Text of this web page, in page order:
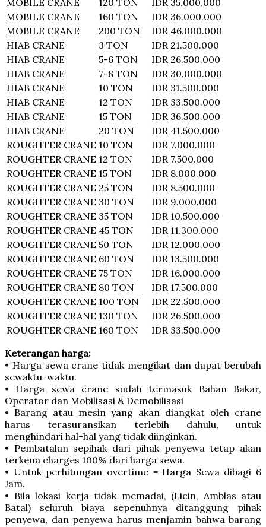
MOBILE CRANE
120 TON
IDR 35.000.000
MOBILE CRANE
160 TON
IDR 36.000.000
MOBILE CRANE
200 TON
IDR 46.000.000
HIAB CRANE
3 TON
IDR 21.500.000
HIAB CRANE
5-6 TON
IDR 26.500.000
HIAB CRANE
7-8 TON
IDR 30.000.000
HIAB CRANE
10 TON
IDR 31.500.000
HIAB CRANE
12 TON
IDR 33.500.000
HIAB CRANE
15 TON
IDR 36.500.000
HIAB CRANE
20 TON
IDR 41.500.000
ROUGHTER CRANE 10 TON
IDR 7.000.000
ROUGHTER CRANE 12 TON
IDR 7.500.000
ROUGHTER CRANE 15 TON
IDR 8.000.000
ROUGHTER CRANE 25 TON
IDR 8.500.000
ROUGHTER CRANE 30 TON
IDR 9.000.000
ROUGHTER CRANE 35 TON
IDR 10.500.000
ROUGHTER CRANE 45 TON
IDR 11.300.000
ROUGHTER CRANE 50 TON
IDR 12.000.000
ROUGHTER CRANE 60 TON
IDR 13.500.000
ROUGHTER CRANE 75 TON
IDR 16.000.000
ROUGHTER CRANE 80 TON
IDR 17.500.000
ROUGHTER CRANE 100 TON
IDR 22.500.000
ROUGHTER CRANE 130 TON
IDR 26.500.000
ROUGHTER CRANE 160 TON
IDR 33.500.000
Keterangan harga:
• Harga sewa crane tidak mengikat dan dapat berubah
sewaktu-waktu.
• Harga sewa crane sudah termasuk Bahan Bakar,
Operator dan Mobilisasi & Demobilisasi
• Barang atau mesin yang akan diangkat oleh crane
harus terasuransikan terlebih dahulu, untuk
menghindari hal-hal yang tidak diinginkan.
• Pembatalan sepihak dari pihak penyewa tetap akan
terkena charges 100% dari harga sewa.
• Untuk perhitungan overtime = Harga Sewa dibagi 6
Jam.
• Bila lokasi kerja tidak memadai, (Licin, Amblas atau
Batal) seluruh biaya sepenuhnya ditanggung pihak
penyewa, dan penyewa harus menjamin bahwa barang